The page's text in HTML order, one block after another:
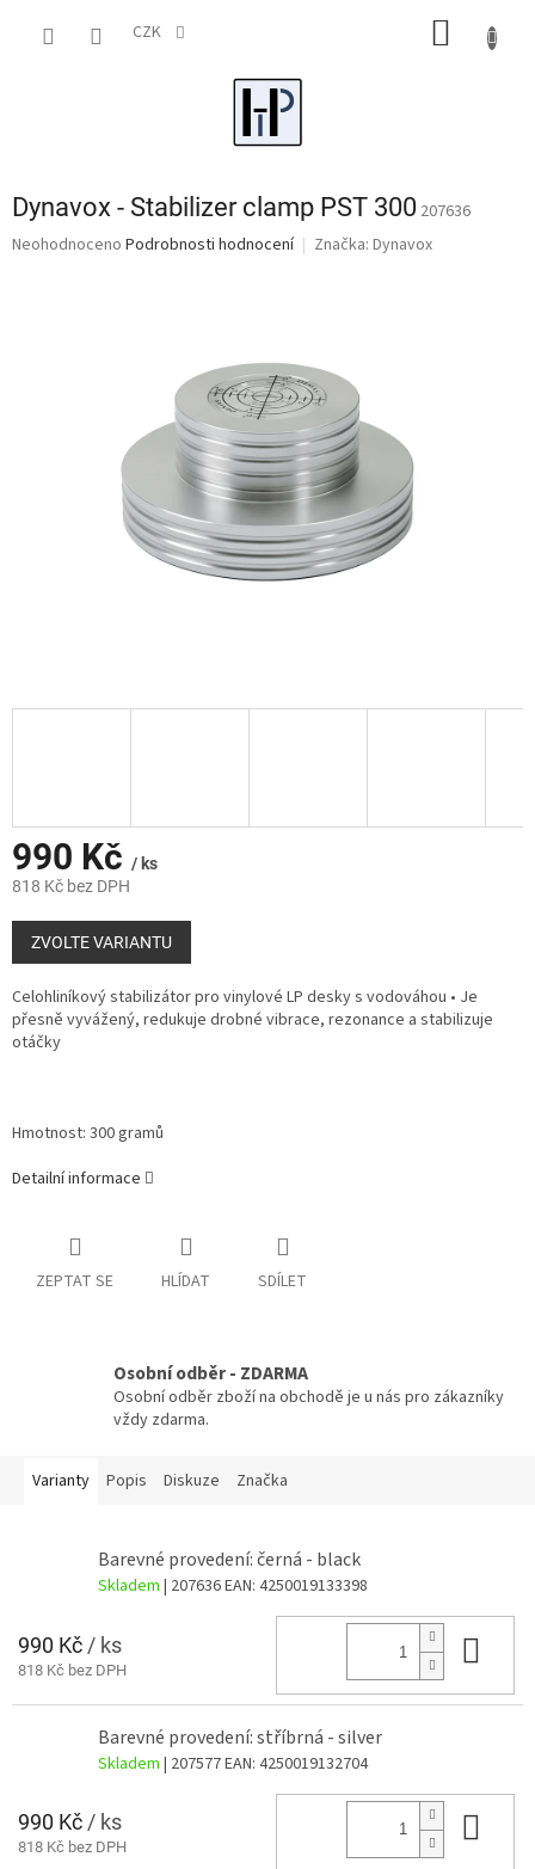
CZK
Dynavox - Stabilizer clamp PST 300 207636
Průměrné
Neohodnoceno Podrobnosti hodnocení Značka: Dynavox
990 Kč / ks
818 Kč bez DPH
Měrná
cena:
ZVOLTE VARIANTU
Celohliníkový stabilizátor pro vinylové LP desky s vodováhou • Je
přesně vyvážený, redukuje drobné vibrace, rezonance a stabilizuje
otáčky
Hmotnost: 300 gramů
Detailní informace
ZEPTAT SE HLÍDAT SDÍLET
Osobní odběr - ZDARMA
Osobní odběr zboží na obchodě je u nás pro zákazníky
vždy zdarma.
Varianty Popis Diskuze Značka
Barevné provedení: černá - black
Skladem | 207636EAN: 4250019133398
990 Kč / ks
818 Kč bez DPH
Barevné provedení: stříbrná - silver
Skladem | 207577EAN: 4250019132704
990 Kč / ks
818 Kč bez DPH